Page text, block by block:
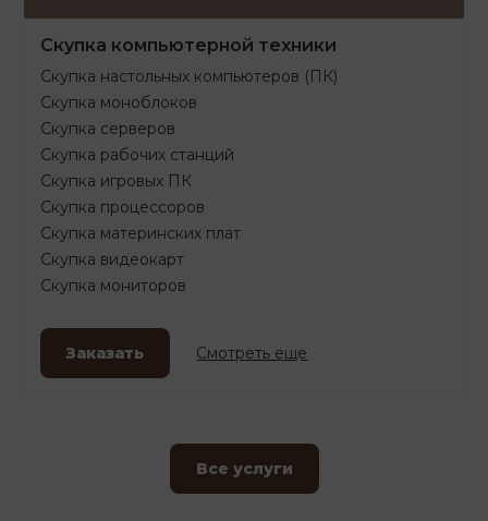
Скупка компьютерной техники
Скупка настольных компьютеров (ПК)
Скупка моноблоков
Скупка серверов
Скупка рабочих станций
Скупка игровых ПК
Скупка процессоров
Скупка материнских плат
Скупка видеокарт
Скупка мониторов
Заказать Смотреть еще
Все услуги